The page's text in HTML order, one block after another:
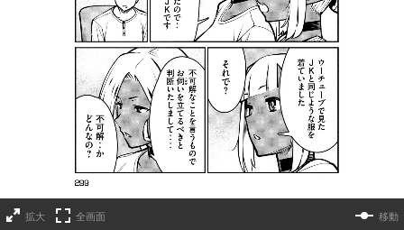
拡大 全画面 移動